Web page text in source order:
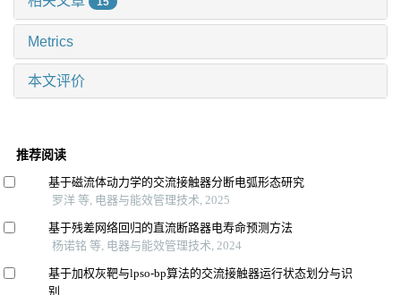
Metrics
本文评价
推荐阅读
基于磁流体动力学的交流接触器分断电弧形态研究
罗洋 等, 电器与能效管理技术, 2025
基于残差网络回归的直流断路器电寿命预测方法
杨诺铭 等, 电器与能效管理技术, 2024
基于加权灰靶与lpso-bp算法的交流接触器运行状态划分与识
别